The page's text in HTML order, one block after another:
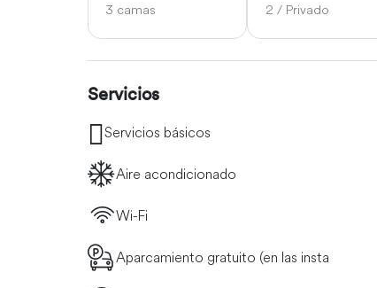
3 camas 2 / Privado
Servicios
Servicios básicos
Aire acondicionado
Wi-Fi
Aparcamiento gratuito (en las insta